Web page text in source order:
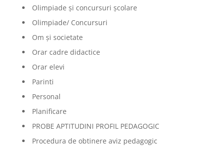
Olimpiade şi concursuri şcolare
Olimpiade/ Concursuri
Om și societate
Orar cadre didactice
Orar elevi
Parinti
Personal
Planificare
PROBE APTITUDINI PROFIL PEDAGOGIC
Procedura de obtinere aviz pedagogic